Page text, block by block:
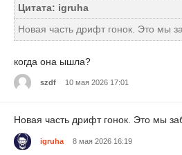
Цитата: igruha
Новая часть дрифт гонок. Это мы
когда она ышла?
szdf 10 мая 2026 17:01
Новая часть дрифт гонок. Это мы
igruha 8 мая 2026 16:19